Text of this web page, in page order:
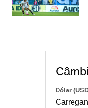
Dólar